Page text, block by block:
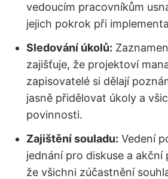
vedoucím pracovníkům
jejich pokrok při
Sledování úkolů:
zajišťuje, že projektoví
zapisovatelé si dělají
jasně přidělovat úkoly a
povinnosti.
Zajištění souladu: Vedení
jednání pro diskuse a akční
že všichni zúčastnění